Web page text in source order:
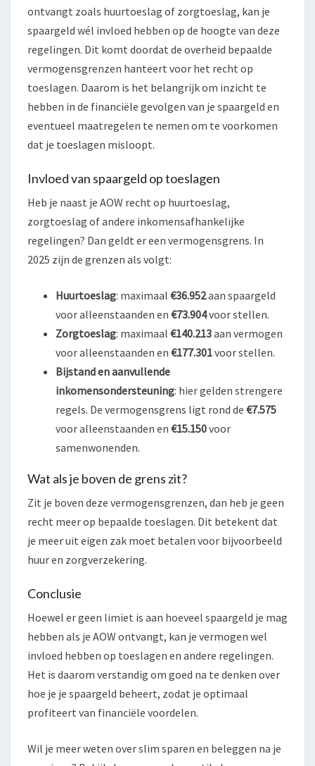
ontvangt zoals huurtoeslag of zorgtoeslag, kan je
spaargeld wél invloed hebben op de hoogte van deze
regelingen. Dit komt doordat de overheid bepaalde
vermogensgrenzen hanteert voor het recht op
toeslagen. Daarom is het belangrijk om inzicht te
hebben in de financiële gevolgen van je spaargeld en
eventueel maatregelen te nemen om te voorkomen
dat je toeslagen misloopt.
Invloed van spaargeld op toeslagen
Heb je naast je AOW recht op huurtoeslag,
zorgtoeslag of andere inkomensafhankelijke
regelingen? Dan geldt er een vermogensgrens. In
2025 zijn de grenzen als volgt:
Huurtoeslag: maximaal €36.952aan spaargeld
voor alleenstaanden en €73.904voor stellen.
Zorgtoeslag: maximaal €140.213aan vermogen
voor alleenstaanden en €177.301voor stellen.
Bijstand en aanvullende
inkomensondersteuning: hier gelden strengere
regels. De vermogensgrens ligt rond de €7.575
voor alleenstaanden en €15.150voor
samenwonenden.
Wat als je boven de grens zit?
Zit je boven deze vermogensgrenzen, dan heb je geen
recht meer op bepaalde toeslagen. Dit betekent dat
je meer uit eigen zak moet betalen voor bijvoorbeeld
huur en zorgverzekering.
Conclusie
Hoewel er geen limiet is aan hoeveel spaargeld je mag
hebben als je AOW ontvangt, kan je vermogen wel
invloed hebben op toeslagen en andere regelingen.
Het is daarom verstandig om goed na te denken over
hoe je je spaargeld beheert, zodat je optimaal
profiteert van financiële voordelen.
Wil je meer weten over slim sparen en beleggen na je